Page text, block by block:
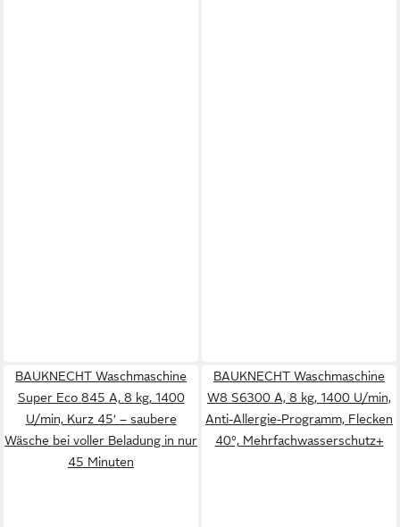
BAUKNECHT Waschmaschine
Super Eco 845 A, 8 kg, 1400
U/min, Kurz 45‘ – saubere
Wäsche bei voller Beladung in nur
45 Minuten
BAUKNECHT Waschmaschine
W8 S6300 A, 8 kg, 1400 U/min,
Anti-Allergie-Programm, Flecken
40°, Mehrfachwasserschutz+